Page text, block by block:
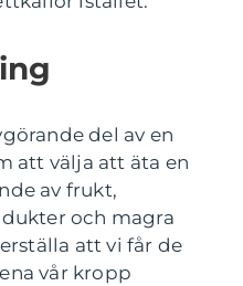
del av en
att välja att äta en
av frukt,
och magra
att vi får de
vår kropp